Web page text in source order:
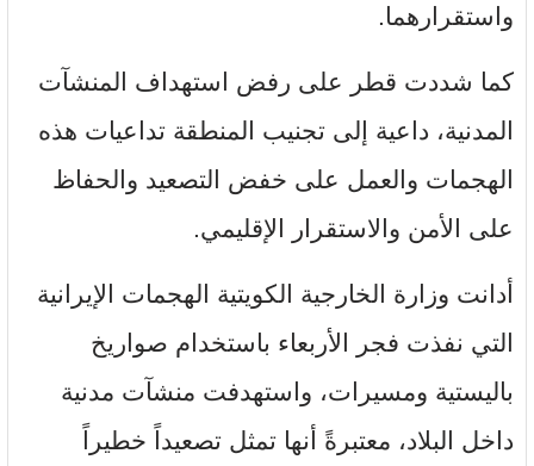
واستقرارهما.
كما شددت قطر على رفض استهداف المنشآت
المدنية، داعية إلى تجنيب المنطقة تداعيات هذه
الهجمات والعمل على خفض التصعيد والحفاظ
على الأمن والاستقرار الإقليمي.
أدانت وزارة الخارجية الكويتية الهجمات الإيرانية
التي نفذت فجر الأربعاء باستخدام صواريخ
باليستية ومسيرات، واستهدفت منشآت مدنية
داخل البلاد، معتبرةً أنها تمثل تصعيداً خطيراً